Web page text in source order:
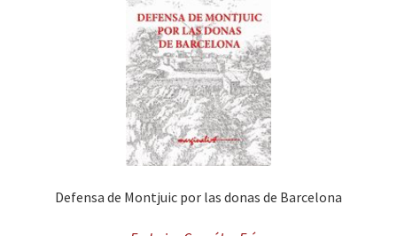
Defensa de Montjuic por las donas de Barcelona